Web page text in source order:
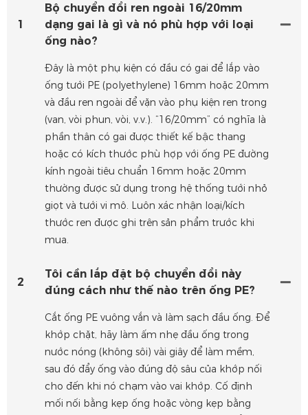
1
Bộ chuyển đổi ren ngoài 16/20mm
dạng gai là gì và nó phù hợp với loại
ống nào?
Đây là một phụ kiện có đầu có gai để lắp vào
ống tưới PE (polyethylene) 16mm hoặc 20mm
và đầu ren ngoài để vặn vào phụ kiện ren trong
(van, vòi phun, vòi, v.v.). “16/20mm” có nghĩa là
phần thân có gai được thiết kế bậc thang
hoặc có kích thước phù hợp với ống PE đường
kính ngoài tiêu chuẩn 16mm hoặc 20mm
thường được sử dụng trong hệ thống tưới nhỏ
giọt và tưới vi mô. Luôn xác nhận loại/kích
thước ren được ghi trên sản phẩm trước khi
mua.
2
Tôi cần lắp đặt bộ chuyển đổi này
đúng cách như thế nào trên ống PE?
Cắt ống PE vuông vắn và làm sạch đầu ống. Để
khớp chặt, hãy làm ấm nhẹ đầu ống trong
nước nóng (không sôi) vài giây để làm mềm,
sau đó đẩy ống vào đúng độ sâu của khớp nối
cho đến khi nó chạm vào vai khớp. Cố định
mối nối bằng kẹp ống hoặc vòng kẹp bằng